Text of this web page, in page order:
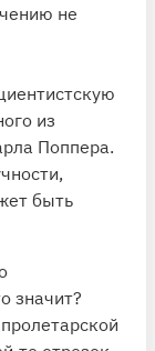
не
из
Поппера.
быть
значит?